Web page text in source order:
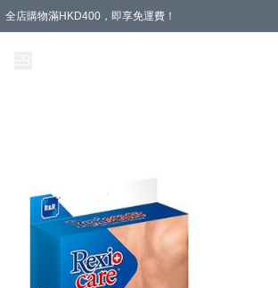
全店購物滿HKD400，即享免運費！